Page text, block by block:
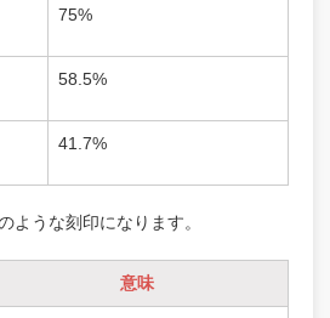
75%
58.5%
41.7%
ような刻印になります。
意味